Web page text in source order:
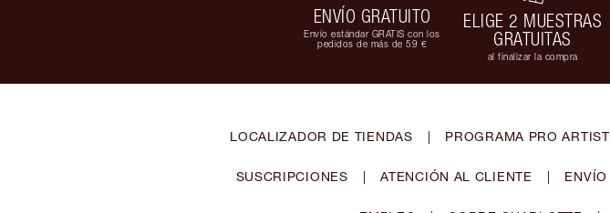
ENVÍO GRATUITO
Envío estándar GRATIS con los
pedidos de más de 59 €
ELIGE 2 MUESTRAS
GRATUITAS
al finalizar la compra
LOCALIZADOR DE TIENDAS | PROGRAMA PRO ARTIST
SUSCRIPCIONES | ATENCIÓN AL CLIENTE | ENVÍO